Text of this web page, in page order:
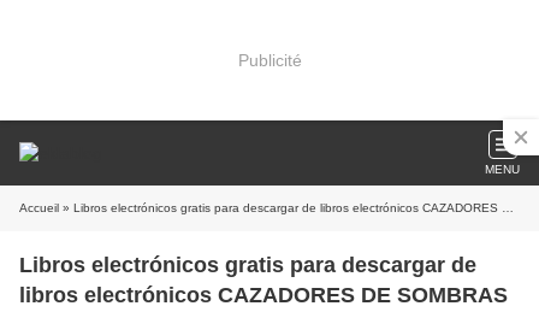
Publicité
MENU
Accueil » Libros electrónicos gratis para descargar de libros electrónicos CAZADORES DE SOMBRAS 6: CIUDAD DEL FUEGO CELESTIAL CHM 9788408131939 de CASSANDRA CLARE en español
Libros electrónicos gratis para descargar de
libros electrónicos CAZADORES DE SOMBRAS